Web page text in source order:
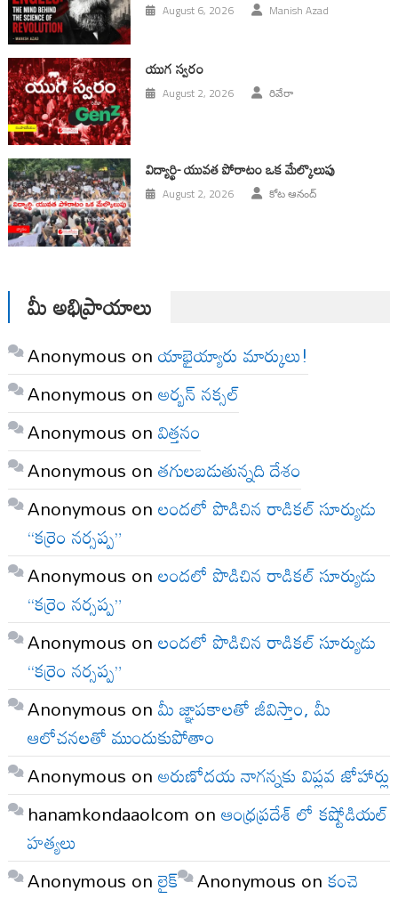
August 6, 2026 Manish Azad
యుగ స్వ‌రం
August 2, 2026 రివేరా
విద్యార్థి- యువత పోరాటం ఒక మేల్కొలుపు
August 2, 2026 కోట ఆనంద్
మీ అభిప్రాయాలు
Anonymous onయాభైయ్యారు మార్కులు!
Anonymous onఅర్బన్ నక్సల్
Anonymous onవిత్తనం
Anonymous onతగులబడుతున్నది దేశం
Anonymous onలందలో పొడిచిన రాడికల్ సూర్యుడు
“కర్రెం నర్సప్ప”
Anonymous onలందలో పొడిచిన రాడికల్ సూర్యుడు
“కర్రెం నర్సప్ప”
Anonymous onలందలో పొడిచిన రాడికల్ సూర్యుడు
“కర్రెం నర్సప్ప”
Anonymous onమీ జ్ఞాపకాలతో జీవిస్తాం, మీ
ఆలోచనలతో ముందుకుపోతాం
Anonymous onఅరుణోదయ నాగన్నకు విప్లవ జోహార్లు
hanamkondaaolcom onఆంధ్రప్రదేశ్ లో కష్టోడియల్
హత్యలు
Anonymous onలైక్ Anonymous onకంచె